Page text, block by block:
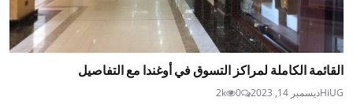
القائمة الكاملة لمراكز التسوق في أوغندا مع التفاصيل
HiUGديسمبر 14, 2023 0
2k